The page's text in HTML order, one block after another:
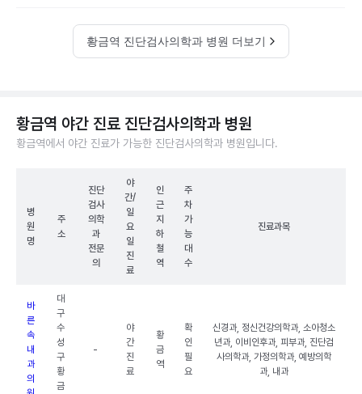
황금역 진단검사의학과 병원 더보기
황금역 야간 진료 진단검사의학과 병원
황금역에서 야간 진료가 가능한 진단검사의학과 병원입니다.
병
원
명
주
소
진단
검사
의학
과
전문
의
야
간/
일
요
일
진
료
인
근
지
하
철
역
주
차
가
능
대
수
진료과목
바
른
속
내
과
의
대
구
수
성
구
황
금
-
야
간
진
료
황
금
역
확
인
필
요
신경과, 정신건강의학과, 소아청소
년과, 이비인후과, 피부과, 진단검
사의학과, 가정의학과, 예방의학
과, 내과